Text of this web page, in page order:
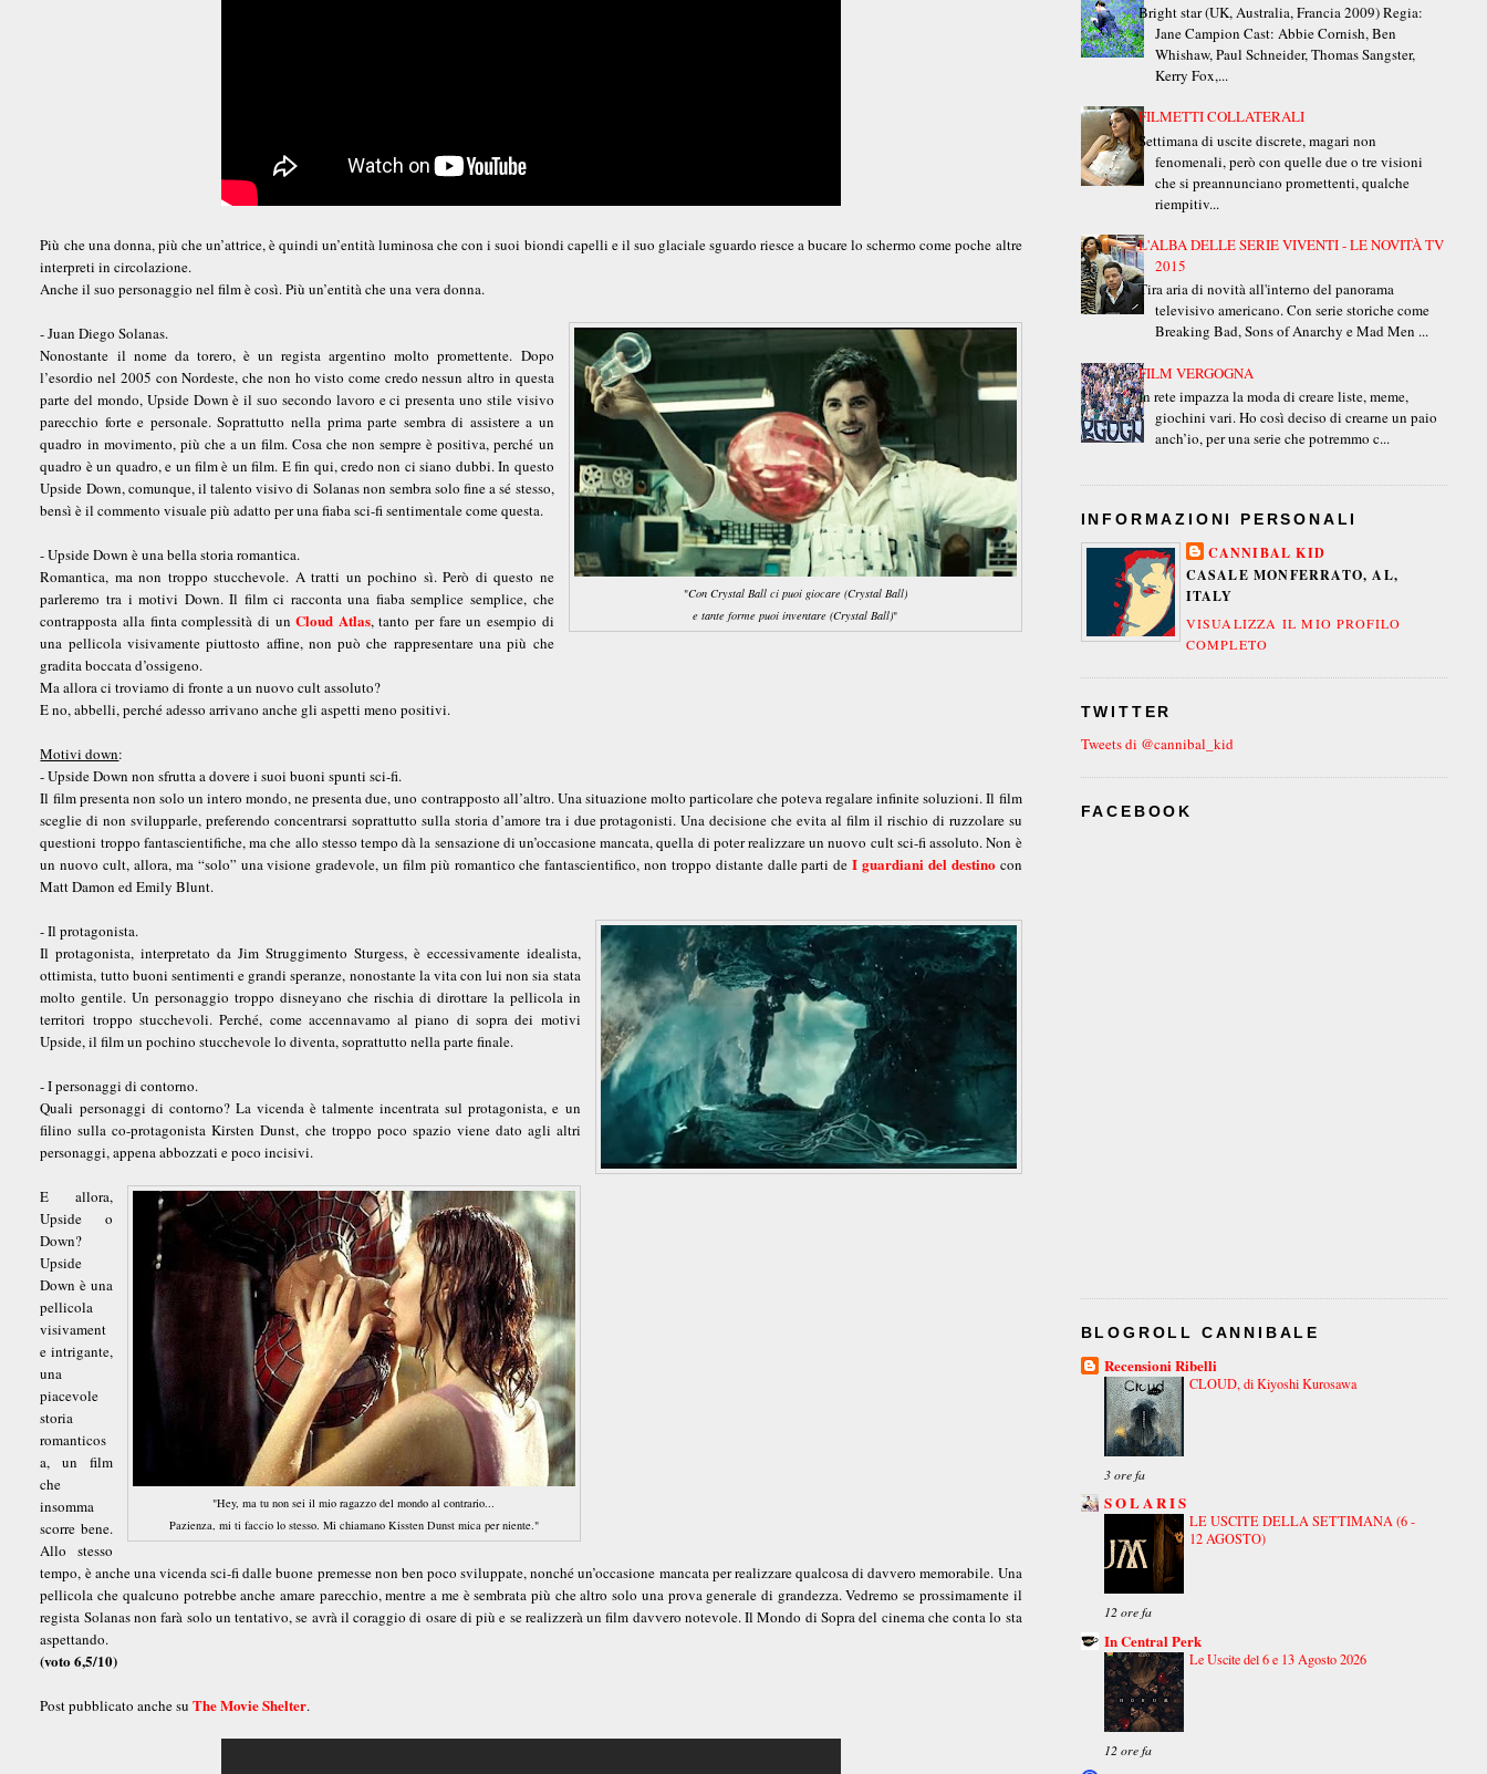
Più che una donna, più che un’attrice, è quindi un’entità luminosa che con i suoi biondi capelli e il suo glaciale sguardo riesce a bucare lo schermo come poche altre
interpreti in circolazione.
Anche il suo personaggio nel film è così. Più un’entità che una vera donna.
"Con Crystal Ball ci puoi giocare (Crystal Ball)
e tante forme puoi inventare (Crystal Ball)"
- Juan Diego Solanas.
Nonostante il nome da torero, è un regista argentino molto promettente. Dopo
l’esordio nel 2005 con Nordeste, che non ho visto come credo nessun altro in questa
parte del mondo, Upside Down è il suo secondo lavoro e ci presenta uno stile visivo
parecchio forte e personale. Soprattutto nella prima parte sembra di assistere a un
quadro in movimento, più che a un film. Cosa che non sempre è positiva, perché un
quadro è un quadro, e un film è un film. E fin qui, credo non ci siano dubbi. In questo
Upside Down, comunque, il talento visivo di Solanas non sembra solo fine a sé stesso,
bensì è il commento visuale più adatto per una fiaba sci-fi sentimentale come questa.
- Upside Down è una bella storia romantica.
Romantica, ma non troppo stucchevole. A tratti un pochino sì. Però di questo ne
parleremo tra i motivi Down. Il film ci racconta una fiaba semplice semplice, che
contrapposta alla finta complessità di unCloud Atlas, tanto per fare un esempio di
una pellicola visivamente piuttosto affine, non può che rappresentare una più che
gradita boccata d’ossigeno.
Ma allora ci troviamo di fronte a un nuovo cult assoluto?
E no, abbelli, perché adesso arrivano anche gli aspetti meno positivi.
Motivi down:
- Upside Down non sfrutta a dovere i suoi buoni spunti sci-fi.
Il film presenta non solo un intero mondo, ne presenta due, uno contrapposto all’altro. Una situazione molto particolare che poteva regalare infinite soluzioni. Il film
sceglie di non svilupparle, preferendo concentrarsi soprattutto sulla storia d’amore tra i due protagonisti. Una decisione che evita al film il rischio di ruzzolare su
questioni troppo fantascientifiche, ma che allo stesso tempo dà la sensazione di un’occasione mancata, quella di poter realizzare un nuovo cult sci-fi assoluto. Non è
un nuovo cult, allora, ma “solo” una visione gradevole, un film più romantico che fantascientifico, non troppo distante dalle parti deI guardiani del destino con
Matt Damon ed Emily Blunt.
- Il protagonista.
Il protagonista, interpretato da Jim Struggimento Sturgess, è eccessivamente idealista,
ottimista, tutto buoni sentimenti e grandi speranze, nonostante la vita con lui non sia stata
molto gentile. Un personaggio troppo disneyano che rischia di dirottare la pellicola in
territori troppo stucchevoli. Perché, come accennavamo al piano di sopra dei motivi
Upside, il film un pochino stucchevole lo diventa, soprattutto nella parte finale.
- I personaggi di contorno.
Quali personaggi di contorno? La vicenda è talmente incentrata sul protagonista, e un
filino sulla co-protagonista Kirsten Dunst, che troppo poco spazio viene dato agli altri
personaggi, appena abbozzati e poco incisivi.
"Hey, ma tu non sei il mio ragazzo del mondo al contrario...
Pazienza, mi ti faccio lo stesso. Mi chiamano Kissten Dunst mica per niente."
E allora,
Upside o
Down?
Upside
Down è una
pellicola
visivament
e intrigante,
una
piacevole
storia
romanticos
a, un film
che
insomma
scorre bene.
Allo stesso
tempo, è anche una vicenda sci-fi dalle buone premesse non ben poco sviluppate, nonché un’occasione mancata per realizzare qualcosa di davvero memorabile. Una
pellicola che qualcuno potrebbe anche amare parecchio, mentre a me è sembrata più che altro solo una prova generale di grandezza. Vedremo se prossimamente il
regista Solanas non farà solo un tentativo, se avrà il coraggio di osare di più e se realizzerà un film davvero notevole. Il Mondo di Sopra del cinema che conta lo sta
aspettando.
(voto 6,5/10)
Post pubblicato anche suThe Movie Shelter.
Bright star (UK, Australia, Francia 2009) Regia:
Jane Campion Cast: Abbie Cornish, Ben
Whishaw, Paul Schneider, Thomas Sangster,
Kerry Fox,...
FILMETTI COLLATERALI
Settimana di uscite discrete, magari non
fenomenali, però con quelle due o tre visioni
che si preannunciano promettenti, qualche
riempitiv...
L'ALBA DELLE SERIE VIVENTI - LE NOVITÀ TV
2015
Tira aria di novità all'interno del panorama
televisivo americano. Con serie storiche come
Breaking Bad, Sons of Anarchy e Mad Men ...
FILM VERGOGNA
In rete impazza la moda di creare liste, meme,
giochini vari. Ho così deciso di crearne un paio
anch’io, per una serie che potremmo c...
INFORMAZIONI PERSONALI
CANNIBAL KID
CASALE MONFERRATO, AL,
ITALY
VISUALIZZA IL MIO PROFILO
COMPLETO
TWITTER
Tweets di @cannibal_kid
FACEBOOK
BLOGROLL CANNIBALE
Recensioni Ribelli
CLOUD, di Kiyoshi Kurosawa
3 ore fa
S O L A R I S
LE USCITE DELLA SETTIMANA (6 -
12 AGOSTO)
12 ore fa
In Central Perk
Le Uscite del 6 e 13 Agosto 2026
12 ore fa